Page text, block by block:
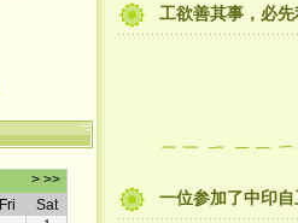
工欲善其事，必
一位参加了中印